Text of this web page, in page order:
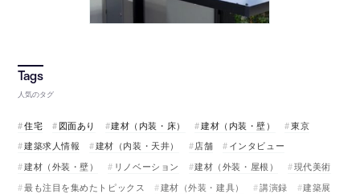
人気のタグ
住宅 図面あり 建材（内装・床） 建材（内装・壁）
東京
建築求人情報
建材（内装・天井） 店舗
インタビュー
建材（外装・壁）
リノベーション 建材（外装・屋根）
現代美術
最も注目を集めたトピックス
建材（外装・建具） 講演録
建築展